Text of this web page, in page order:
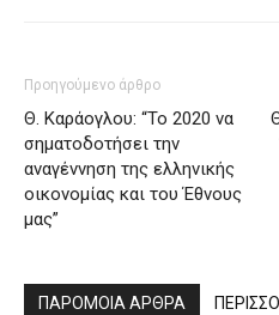
Προηγούμενο άρθρο
Θ. Καράογλου: “Το 2020 να
σηματοδοτήσει την
αναγέννηση της ελληνικής
οικονομίας και του Έθνους
μας”
ΠΑΡΟΜΟΙΑ ΑΡΘΡΑ